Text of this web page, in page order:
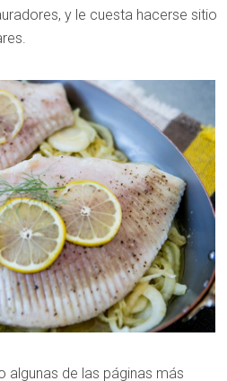
y le cuesta hacerse sitio
algunas de las páginas más